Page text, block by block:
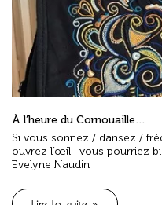
À l’heure du Cornouaille…
Si vous sonnez / dansez /
ouvrez l’œil : vous pourriez
Evelyne Naudin